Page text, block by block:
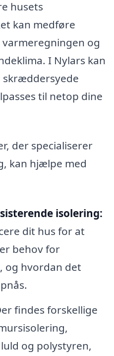
husets
kan medføre
og
I Nylars kan
skræddersyede
til netop dine
der specialiserer
kan hjælpe med
isolering:
dit hus for at
behov for
og hvordan det
findes forskellige
og polystyren,